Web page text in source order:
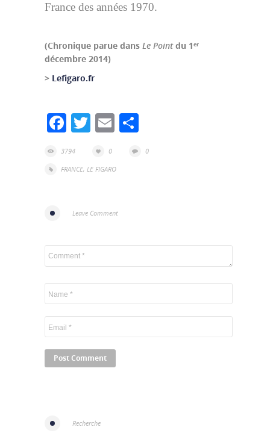
France des années 1970.
(Chronique parue dans Le Pointdu 1er
décembre 2014)
> Lefigaro.fr
Facebook
TwitterEmail
3794 0
0
FRANCE, LE FIGARO
Leave Comment
Recherche